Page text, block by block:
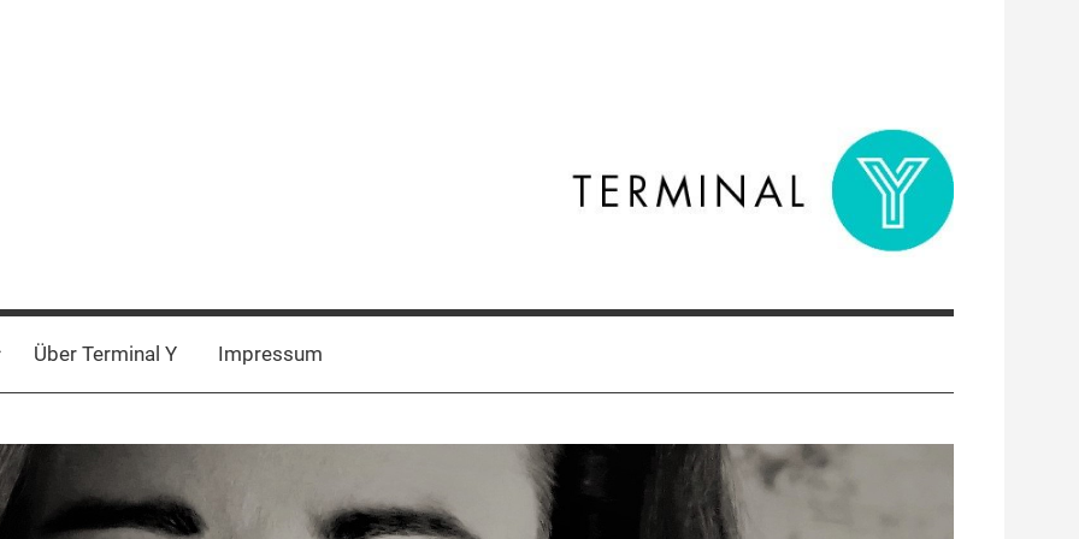
Über Terminal Y Impressum